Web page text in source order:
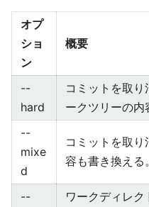
オプ
ショ
ン
概要
--
hard
コミットを取
ークツリーの内
--
mixe
d
コミットを取
容も書き換える。
--
ワークディレク